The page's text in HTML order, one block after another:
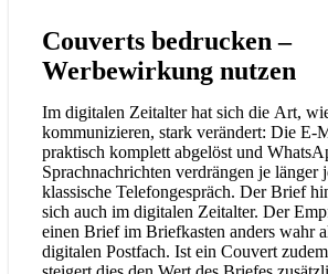
Couverts bedrucken –
Werbewirkung nutzen
Im digitalen Zeitalter hat sich die Art,
kommunizieren, stark verändert: Die E-
praktisch komplett abgelöst und
Sprachnachrichten verdrängen je länger
klassische Telefongespräch. Der Brief
sich auch im digitalen Zeitalter. Der
einen Brief im Briefkasten anders wahr
digitalen Postfach. Ist ein Couvert